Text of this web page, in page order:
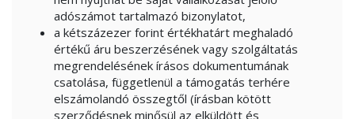
adószámot tartalmazó bizonylatot,
a kétszázezer forint értékhatárt meghaladó
értékű áru beszerzésének vagy szolgáltatás
megrendelésének írásos dokumentumának
csatolása, függetlenül a támogatás terhére
elszámolandó összegtől (írásban kötött
szerződésnek minősül az elküldött és